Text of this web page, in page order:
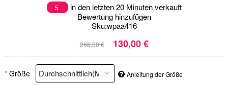
5
in den letzten 20 Minuten verkauft
Bewertung hinzufügen
Sku:wpaa416
266,00 € 130,00 €
* Größe Anleitung der Größe